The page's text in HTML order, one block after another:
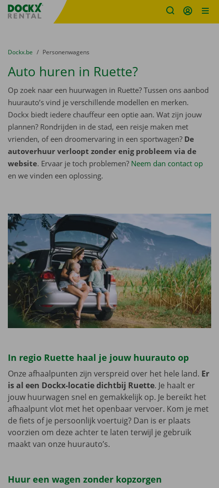
Fratello DEMO
U bevindt zich hier:
van
Dockx.be naar
Personenwagens
Auto huren in Ruette?
Op zoek naar een huurwagen in Ruette? Tussen ons aanbod
huurauto’s vind je verschillende modellen en merken.
Dockx biedt iedere chauffeur een optie aan. Wat zijn jouw
plannen? Rondrijden in de stad, een reisje maken met
vrienden, of een droomervaring in een sportwagen? De
autoverhuur verloopt zonder enig probleem via de
website. Ervaar je toch problemen? Neem dan contact op
en we vinden een oplossing.
In regio Ruette haal je jouw huurauto op
Onze afhaalpunten zijn verspreid over het hele land. Er
is al een Dockx-locatie dichtbij Ruette. Je haalt er
jouw huurwagen snel en gemakkelijk op. Je bereikt het
afhaalpunt vlot met het openbaar vervoer. Kom je met
de fiets of je persoonlijk voertuig? Dan is er plaats
voorzien om deze achter te laten terwijl je gebruik
maakt van onze huurauto’s.
Huur een wagen zonder kopzorgen